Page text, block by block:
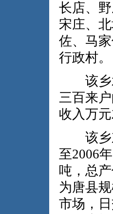
长店、
宋庄、
佐、马
行政村。
该乡水
三百来
收入万
该乡东
至2006
吨，总
为唐县
市场，